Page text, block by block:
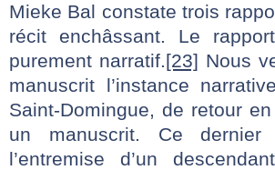
Mieke Bal constate trois
récit enchâssant. Le
purement narratif.[23] Nous
manuscrit l’instance
Saint-Domingue, de retour
un manuscrit. Ce
l’entremise d’un